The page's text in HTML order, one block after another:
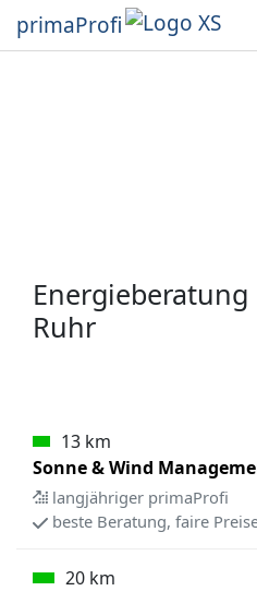
primaProfi
Energieberatung
Ruhr
13 km
Sonne & Wind
langjähriger primaProfi
beste Beratung, faire
20 km